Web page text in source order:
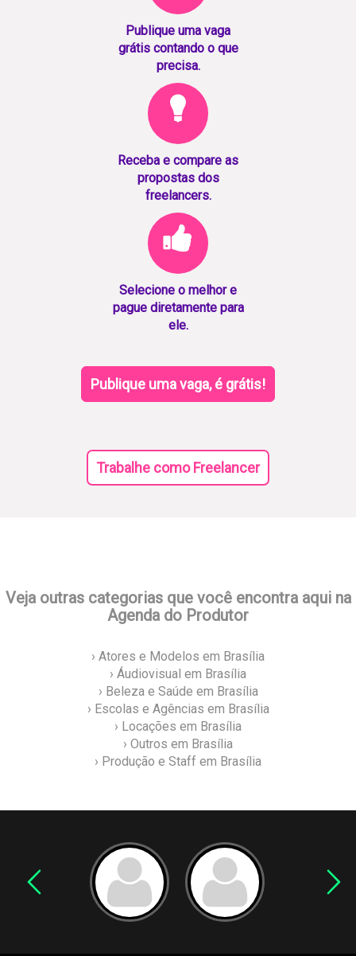
Publique uma vaga
grátis contando o que
precisa.
Receba e compare as
propostas dos
freelancers.
Selecione o melhor e
pague diretamente para
ele.
Publique uma vaga, é grátis!
Trabalhe como Freelancer
Veja outras categorias que você encontra aqui na
Agenda do Produtor
› Atores e Modelos em Brasília
› Áudiovisual em Brasília
› Beleza e Saúde em Brasília
› Escolas e Agências em Brasília
› Locações em Brasília
› Outros em Brasília
› Produção e Staff em Brasília